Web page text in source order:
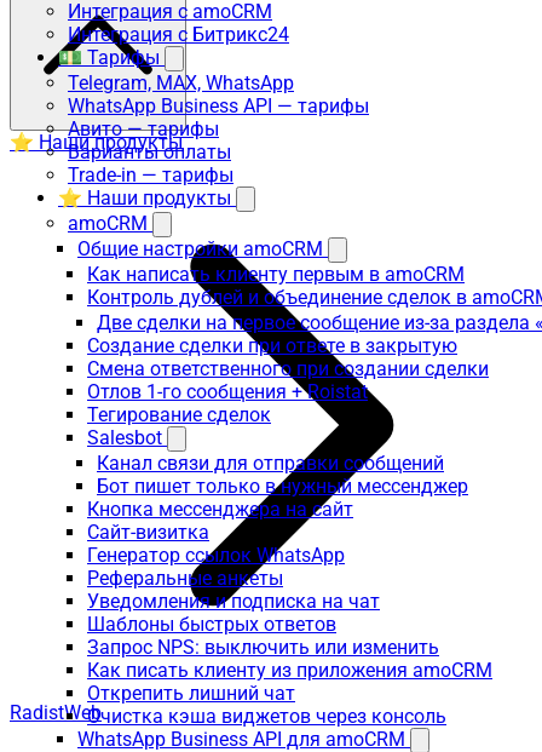
Интеграция с amoCRM
Интеграция с Битрикс24
💵 Тарифы
Telegram, MAX, WhatsApp
WhatsApp Business API — тарифы
Авито — тарифы
Варианты оплаты
Trade-in — тарифы
⭐ Наши продукты
amoCRM
Общие настройки amoCRM
Как написать клиенту первым в amoCRM
Контроль дублей и объединение сделок в
Две сделки на первое сообщение из-за раздела
Создание сделки при ответе в закрытую
Смена ответственного при создании сделки
Отлов 1-го сообщения + Roistat
Тегирование сделок
Salesbot
Канал связи для отправки сообщений
Бот пишет только в нужный мессенджер
Кнопка мессенджера на сайт
Сайт-визитка
Генератор ссылок WhatsApp
Реферальные анкеты
Уведомления и подписка на чат
Шаблоны быстрых ответов
Запрос NPS: выключить или изменить
Как писать клиенту из приложения amoCRM
Открепить лишний чат
Очистка кэша виджетов через консоль
WhatsApp Business API для amoCRM
⭐ Наши продукты
RadistWeb